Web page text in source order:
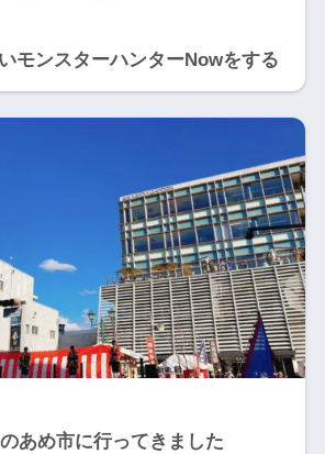
モンスターハンターNowをする
あめ市に行ってきました